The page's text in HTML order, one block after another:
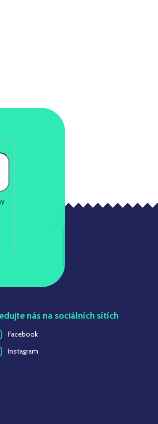
nás na sociálních sítích
Facebook
Instagram